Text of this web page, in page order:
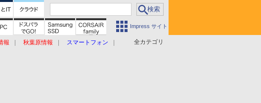
Impress サイト
全カテゴリ
報 秋葉原情報
スマートフォン